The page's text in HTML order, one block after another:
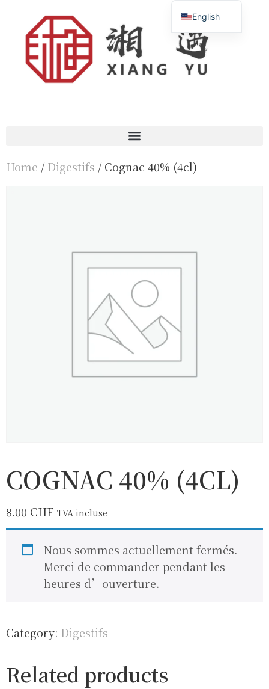
Home / Digestifs / Cognac 40% (4cl)
COGNAC 40% (4CL)
8.00 CHF TVA incluse
Nous sommes actuellement fermés.
Merci de commander pendant les
heures d’ouverture.
Category: Digestifs
Related products
English
Français
简体中文